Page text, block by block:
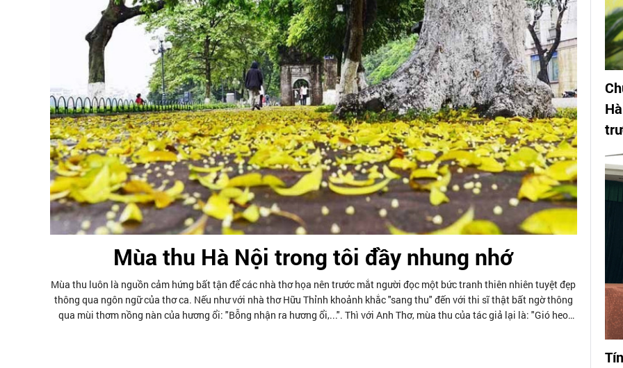
Mùa thu Hà Nội trong tôi đầy nhung nhớ
Mùa thu luôn là nguồn cảm hứng bất tận để các nhà thơ họa nên trước mắt người đọc một bức tranh thiên nhiên tuyệt đẹp
thông qua ngôn ngữ của thơ ca. Nếu như với nhà thơ Hữu Thỉnh khoảnh khắc "sang thu" đến với thi sĩ thật bất ngờ thông
qua mùi thơm nồng nàn của hương ổi: "Bỗng nhận ra hương ổi,...". Thì với Anh Thơ, mùa thu của tác giả lại là: "Gió heo